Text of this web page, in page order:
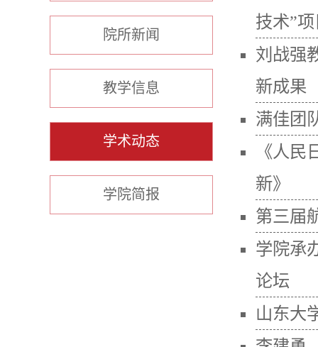
院所新闻
教学信息
学术动态
学院简报
技术”
刘战强
新成果
满佳团
《人
新》
第三届
学院承
论坛
山东大